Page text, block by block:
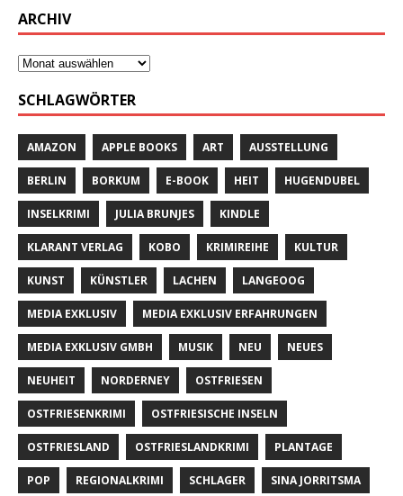
ARCHIV
SCHLAGWÖRTER
AMAZON APPLE BOOKS ART AUSSTELLUNG
BERLIN BORKUM E-BOOK HEIT HUGENDUBEL
INSELKRIMI JULIA BRUNJES KINDLE
KLARANT VERLAG KOBO KRIMIREIHE KULTUR
KUNST KÜNSTLER LACHEN LANGEOOG
MEDIA EXKLUSIV MEDIA EXKLUSIV ERFAHRUNGEN
MEDIA EXKLUSIV GMBH MUSIK NEU NEUES
NEUHEIT NORDERNEY OSTFRIESEN
OSTFRIESENKRIMI OSTFRIESISCHE INSELN
OSTFRIESLAND OSTFRIESLANDKRIMI PLANTAGE
POP REGIONALKRIMI SCHLAGER SINA JORRITSMA